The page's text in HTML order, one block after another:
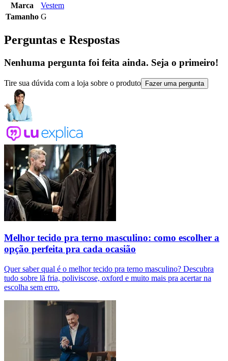
Marca
Vestem
Tamanho G
Perguntas e Respostas
Nenhuma pergunta foi feita ainda. Seja o primeiro!
Tire sua dúvida com a loja sobre o produto Fazer uma pergunta
Melhor tecido pra terno masculino: como escolher a
opção perfeita pra cada ocasião
Quer saber qual é o melhor tecido pra terno masculino? Descubra
tudo sobre lã fria, poliviscose, oxford e muito mais pra acertar na
escolha sem erro.